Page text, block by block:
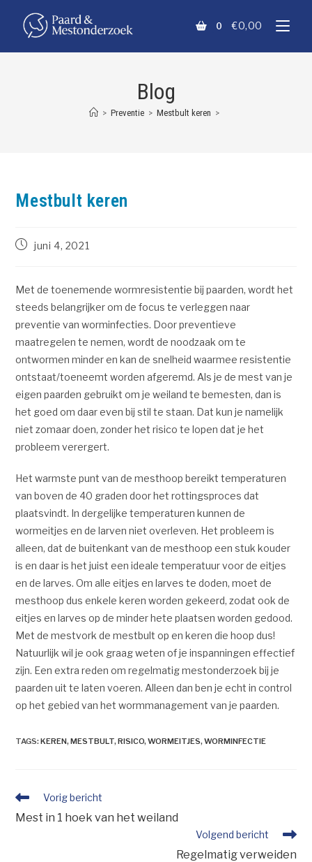
0 €0,00
Blog
> Preventie > Mestbult keren >
Mestbult keren
juni 4, 2021
Met de toenemende wormresistentie bij paarden, wordt het
steeds belangrijker om de focus te verleggen naar
preventie van worminfecties. Door preventieve
maatregelen te nemen, wordt de noodzaak om te
ontwormen minder en kan de snelheid waarmee resistentie
ontstaat/toeneemt worden afgeremd. Als je de mest van je
eigen paarden gebruikt om je weiland te bemesten, dan is
het goed om daar even bij stil te staan. Dat kun je namelijk
niet zomaar doen, zonder het risico te lopen dat je het
probleem verergert.
Het warmste punt van de mesthoop bereikt temperaturen
van boven de 40 graden door het rottingsproces dat
plaatsvindt. In dergelijke temperaturen kunnen de
wormeitjes en de larven niet overleven. Het probleem is
alleen, dat de buitenkant van de mesthoop een stuk kouder
is en daar is het juist een ideale temperatuur voor de eitjes
en de larves. Om alle eitjes en larves te doden, moet de
mesthoop dus enkele keren worden gekeerd, zodat ook de
eitjes en larves op de minder hete plaatsen worden gedood.
Met de mestvork de mestbult op en keren die hoop dus!
Natuurlijk wil je ook graag weten of je inspanningen effectief
zijn. Een extra reden om regelmatig mestonderzoek bij je
paarden uit te laten voeren. Alleen dan ben je echt in control
op het gebied van het wormmanagement van je paarden.
TAGS:KEREN,MESTBULT,RISICO,WORMEITJES,WORMINFECTIE
Vorig bericht
Mest in 1 hoek van het weiland
Volgend bericht
Regelmatig verweiden